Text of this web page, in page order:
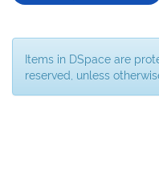
Items in DSpace are
reserved, unless